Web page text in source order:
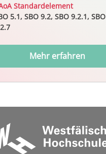
Standardelement
5.1, SBO 9.2, SBO 9.2.1, SBO
Mehr erfahren